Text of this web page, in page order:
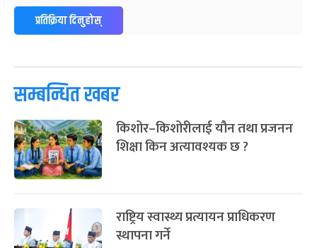
प्रतिक्रिया दिनुहोस्
सम्बन्धित खबर
किशोर–किशोरीलाई यौन तथा प्रजनन
शिक्षा किन अत्यावश्यक छ ?
राष्ट्रिय स्वास्थ्य प्रत्यायन प्राधिकरण
स्थापना गर्ने